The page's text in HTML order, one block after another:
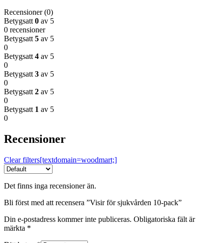
Recensioner (0)
Betygsatt 0 av 5
0 recensioner
Betygsatt 5 av 5
0
Betygsatt 4 av 5
0
Betygsatt 3 av 5
0
Betygsatt 2 av 5
0
Betygsatt 1 av 5
0
Recensioner
Clear filters[textdomain=woodmart;]
Det finns inga recensioner än.
Bli först med att recensera ”Visir för sjukvården 10-pack”
Din e-postadress kommer inte publiceras. Obligatoriska fält är
märkta *